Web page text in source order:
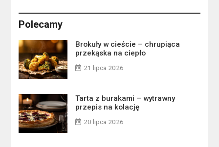
Polecamy
Brokuły w cieście – chrupiąca
przekąska na ciepło
21 lipca 2026
Tarta z burakami – wytrawny
przepis na kolację
20 lipca 2026